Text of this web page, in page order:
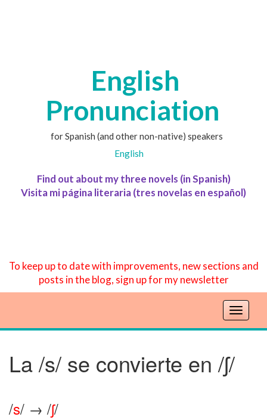
English
Pronunciation
for Spanish (and other non-native) speakers
English
Find out about my three novels (in Spanish)
Visita mi página literaria (tres novelas en español)
To keep up to date with improvements, new sections and
posts in the blog, sign up for my newsletter
T
La /s/ se convierte en /ʃ/
/s/ → /ʃ/